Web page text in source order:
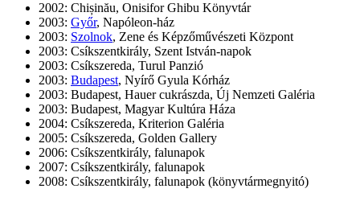
2002: Chișinău, Onisifor Ghibu Könyvtár
2003: Győr, Napóleon-ház
2003: Szolnok, Zene és Képzőművészeti Központ
2003: Csíkszentkirály, Szent István-napok
2003: Csíkszereda, Turul Panzió
2003: Budapest, Nyírő Gyula Kórház
2003: Budapest, Hauer cukrászda, Új Nemzeti Galéria
2003: Budapest, Magyar Kultúra Háza
2004: Csíkszereda, Kriterion Galéria
2005: Csíkszereda, Golden Gallery
2006: Csíkszentkirály, falunapok
2007: Csíkszentkirály, falunapok
2008: Csíkszentkirály, falunapok (könyvtármegnyitó)